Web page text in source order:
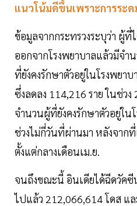
แนวโน้มดีขึ้นเพราะการระ
ข้อมูลจากกระทรวงระบุว่า ผู้
ออกจากโรงพยาบาลแล้วมีจำ
ที่ยังคงรักษาตัวอยู่ในโรงพยา
ซึ่งลดลง 114,216 ราย ในช่ว
จำนวนผู้ที่ยังคงรักษาตัวอยู่ใน
ช่วงไม่กี่วันที่ผ่านมา หลังจาก
ตั้งแต่กลางเดือนเม.ย.
จนถึงขณะนี้ อินเดียได้ฉีดวัค
ไปแล้ว 212,066,614 โดส แ